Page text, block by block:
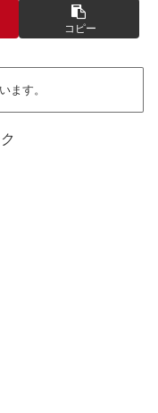
コピー
ます。